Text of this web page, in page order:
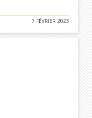
7 FÉVRIER 2023